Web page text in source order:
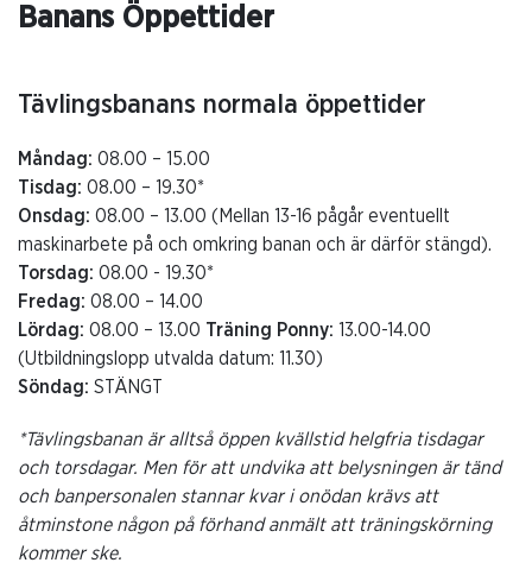
Banans Öppettider
Tävlingsbanans normala öppettider
Måndag: 08.00 – 15.00
Tisdag: 08.00 – 19.30*
Onsdag: 08.00 – 13.00 (Mellan 13-16 pågår eventuellt
maskinarbete på och omkring banan och är därför stängd).
Torsdag: 08.00 - 19.30*
Fredag: 08.00 – 14.00
Lördag: 08.00 – 13.00 Träning Ponny: 13.00-14.00
(Utbildningslopp utvalda datum: 11.30)
Söndag: STÄNGT
*Tävlingsbanan är alltså öppen kvällstid helgfria tisdagar
och torsdagar. Men för att undvika att belysningen är tänd
och banpersonalen stannar kvar i onödan krävs att
åtminstone någon på förhand anmält att träningskörning
kommer ske.